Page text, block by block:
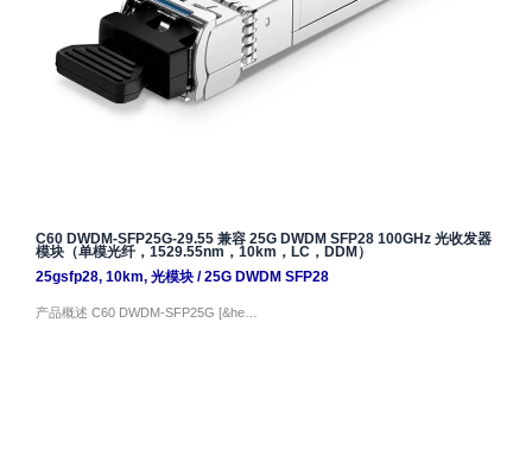
C60 DWDM-SFP25G-29.55 兼容 25G DWDM SFP28 100GHz 光收发器
模块（单模光纤，1529.55nm，10km，LC，DDM）
25gsfp28, 10km, 光模块/25G DWDM SFP28
产品概述 C60 DWDM-SFP25G [&he…